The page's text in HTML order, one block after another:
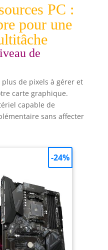
PC :
pour une
de
de pixels à gérer et
carte graphique.
capable de
sans affecter
-24%